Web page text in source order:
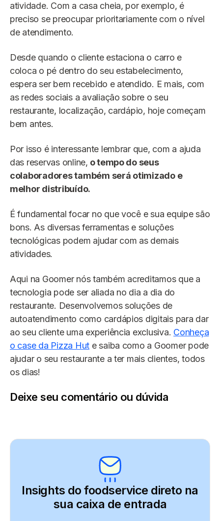
atividade. Com a casa cheia, por exemplo, é
preciso se preocupar prioritariamente com o nível
de atendimento.
Desde quando o cliente estaciona o carro e
coloca o pé dentro do seu estabelecimento,
espera ser bem recebido e atendido. E mais, com
as redes sociais a avaliação sobre o seu
restaurante, localização, cardápio, hoje começam
bem antes.
Por isso é interessante lembrar que, com a ajuda
das reservas online, o tempo do seus
colaboradores também será otimizado e
melhor distribuído.
É fundamental focar no que você e sua equipe são
bons. As diversas ferramentas e soluções
tecnológicas podem ajudar com as demais
atividades.
Aqui na Goomer nós também acreditamos que a
tecnologia pode ser aliada no dia a dia do
restaurante. Desenvolvemos soluções de
autoatendimento como cardápios digitais para dar
ao seu cliente uma experiência exclusiva. Conheça
o case da Pizza Hut e saiba como a Goomer pode
ajudar o seu restaurante a ter mais clientes, todos
os dias!
Deixe seu comentário ou dúvida
Insights do foodservice direto na
sua caixa de entrada